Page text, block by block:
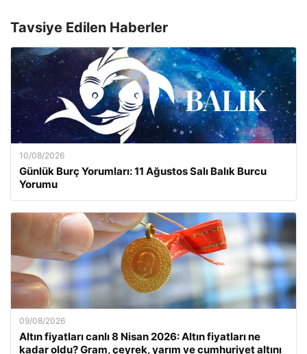
Tavsiye Edilen Haberler
10/08/2026
Günlük Burç Yorumları: 11 Ağustos Salı Balık Burcu
Yorumu
09/08/2026
Altın fiyatları canlı 8 Nisan 2026: Altın fiyatları ne
kadar oldu? Gram, çeyrek, yarım ve cumhuriyet altını